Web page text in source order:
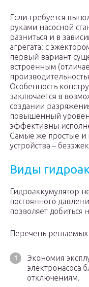
Если требуется
руками насосной
разниться и в
агрегата: с
первый вариант
встроенным
Особенность
заключается в
создании
повышенный
эффективны
Самые же простые и
устройства –
Виды
Гидроаккумулятор
постоянного
позволяет добиться
Перечень решаемых
Экономия
электронасоса
отключениям.